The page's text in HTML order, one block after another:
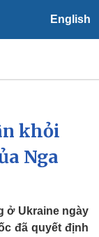
English
tiết
khỏi
Nga
ở Ukraine ngày
đã quyết định